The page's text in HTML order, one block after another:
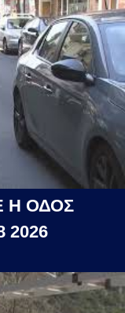
Η ΟΔΟΣ
2026